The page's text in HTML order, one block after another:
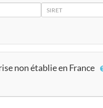
non établie en France